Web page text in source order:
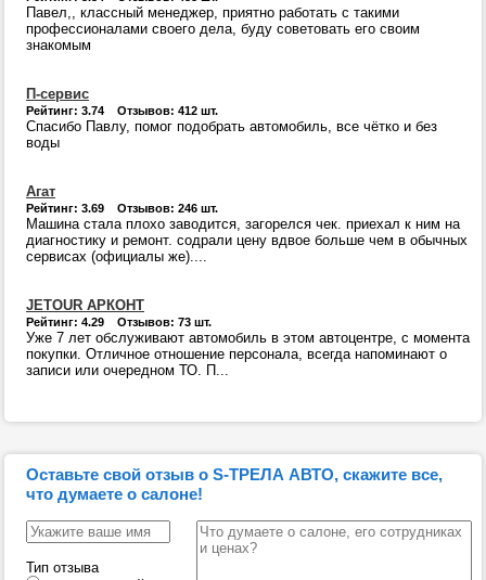
Павел,, классный менеджер, приятно работать с такими
профессионалами своего дела, буду советовать его своим
знакомым
П-сервис
Рейтинг: 3.74 Отзывов: 412 шт.
Спасибо Павлу, помог подобрать автомобиль, все чётко и без
воды
Агат
Рейтинг: 3.69 Отзывов: 246 шт.
Машина стала плохо заводится, загорелся чек. приехал к ним на
диагностику и ремонт. содрали цену вдвое больше чем в обычных
сервисах (официалы же)....
JETOUR АРКОНТ
Рейтинг: 4.29 Отзывов: 73 шт.
Уже 7 лет обслуживают автомобиль в этом автоцентре, с момента
покупки. Отличное отношение персонала, всегда напоминают о
записи или очередном ТО. П...
Оставьте свой отзыв о S-ТРЕЛА АВТО, скажите все,
что думаете о салоне!
Тип отзыва